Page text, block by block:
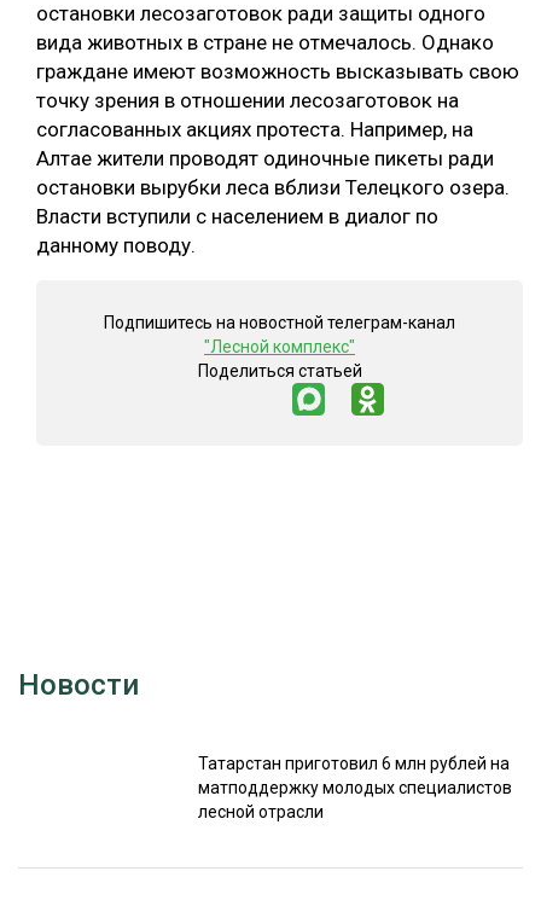
остановки лесозаготовок ради защиты одного
вида животных в стране не отмечалось. Однако
граждане имеют возможность высказывать свою
точку зрения в отношении лесозаготовок на
согласованных акциях протеста. Например, на
Алтае жители проводят одиночные пикеты ради
остановки вырубки леса вблизи Телецкого озера.
Власти вступили с населением в диалог по
данному поводу.
Подпишитесь на новостной телеграм-канал
"Лесной комплекс"
Поделиться статьей
Новости
Татарстан приготовил 6 млн рублей на
матподдержку молодых специалистов
лесной отрасли